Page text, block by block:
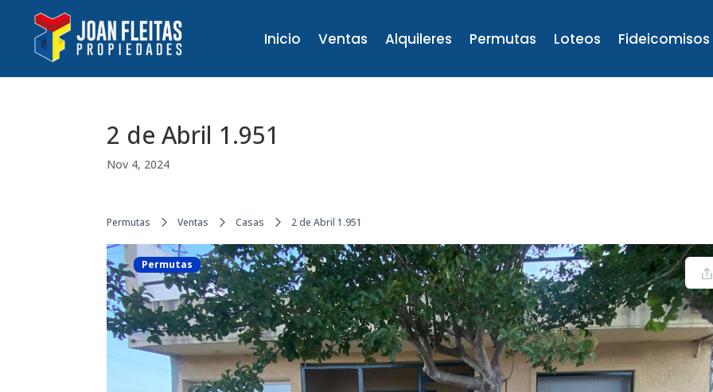
Inicio Ventas Alquileres Permutas Loteos Fideicomisos
2 de Abril 1.951
Nov 4, 2024
Permutas Ventas Casas 2 de Abril 1.951
Permutas